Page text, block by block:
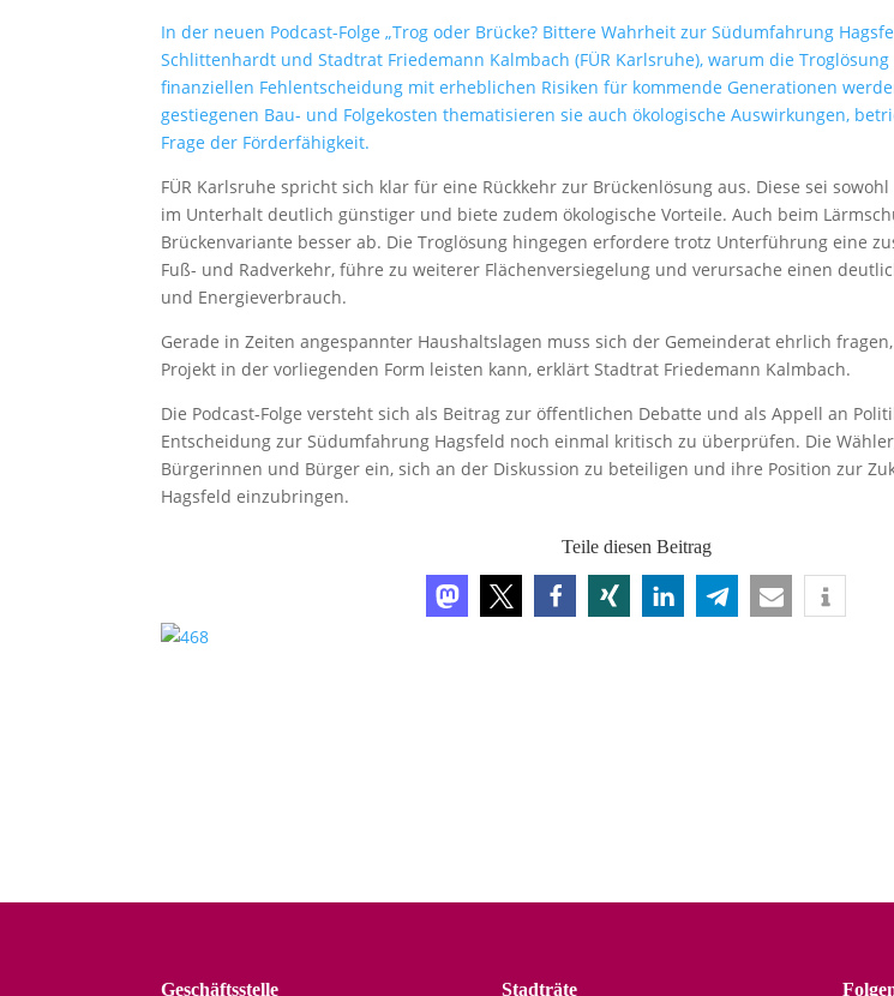
In der neuen Podcast-Folge „Trog oder Brücke? Bittere Wahrheit zur Südumfahrung
Schlittenhardt und Stadtrat Friedemann Kalmbach (FÜR Karlsruhe), warum die
finanziellen Fehlentscheidung mit erheblichen Risiken für kommende Generationen
gestiegenen Bau- und Folgekosten thematisieren sie auch ökologische Auswirkungen,
Frage der Förderfähigkeit.
FÜR Karlsruhe spricht sich klar für eine Rückkehr zur Brückenlösung aus. Diese sei
im Unterhalt deutlich günstiger und biete zudem ökologische Vorteile. Auch beim
Brückenvariante besser ab. Die Troglösung hingegen erfordere trotz Unterführung eine
Fuß- und Radverkehr, führe zu weiterer Flächenversiegelung und verursache einen
und Energieverbrauch.
Gerade in Zeiten angespannter Haushaltslagen muss sich der Gemeinderat ehrlich
Projekt in der vorliegenden Form leisten kann, erklärt Stadtrat Friedemann Kalmbach.
Die Podcast-Folge versteht sich als Beitrag zur öffentlichen Debatte und als Appell an
Entscheidung zur Südumfahrung Hagsfeld noch einmal kritisch zu überprüfen. Die
Bürgerinnen und Bürger ein, sich an der Diskussion zu beteiligen und ihre Position zur
Hagsfeld einzubringen.
Teile diesen Beitrag
Geschäftsstelle Stadträte